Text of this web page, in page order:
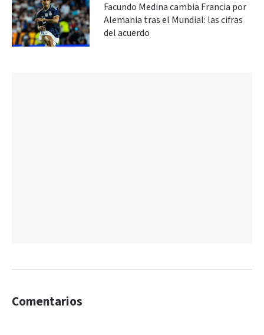
Facundo Medina cambia Francia por
Alemania tras el Mundial: las cifras
del acuerdo
Comentarios